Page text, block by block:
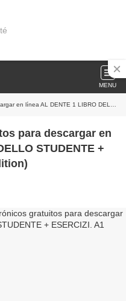
MENU
DELLO STUDENTE + ESERCIZI. A1 (Spanish Edition)
para descargar en
STUDENTE +